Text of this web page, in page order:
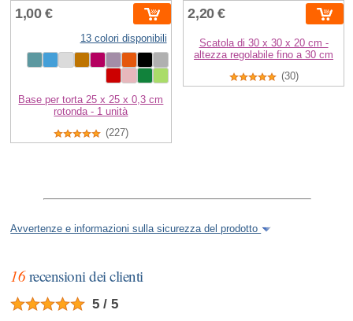
1,00 €
13 colori disponibili
Base per torta 25 x 25 x 0,3 cm
rotonda - 1 unità
(227)
2,20 €
Scatola di 30 x 30 x 20 cm -
altezza regolabile fino a 30 cm
(30)
Avvertenze e informazioni sulla sicurezza del prodotto
16recensioni dei clienti
5 / 5